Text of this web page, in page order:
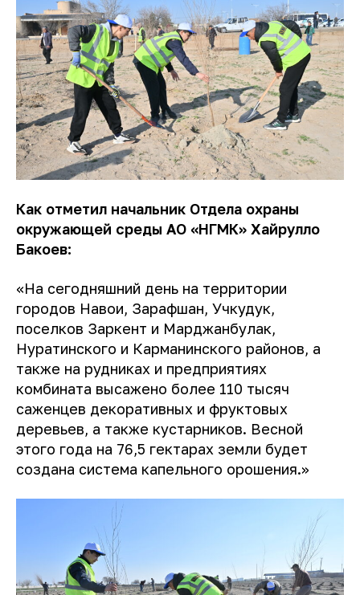
Как отметил начальник Отдела охраны
окружающей среды АО «НГМК» Хайрулло
Бакоев:
«На сегодняшний день на территории
городов Навои, Зарафшан, Учкудук,
поселков Заркент и Марджанбулак,
Нуратинского и Карманинского районов, а
также на рудниках и предприятиях
комбината высажено более 110 тысяч
саженцев декоративных и фруктовых
деревьев, а также кустарников. Весной
этого года на 76,5 гектарах земли будет
создана система капельного орошения.»